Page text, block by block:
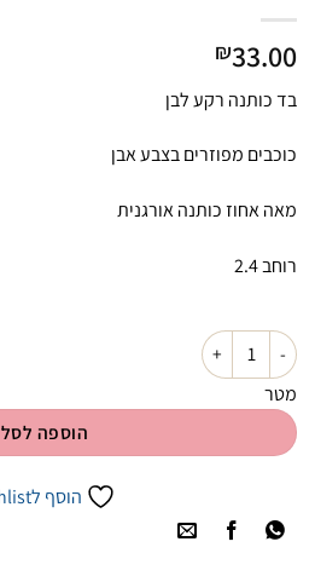
₪33.00
בד כותנה רקע לבן
כוכבים מפוזרים בצבע אבן
מאה אחוז כותנה אורגנית
רוחב 2.4
כמות של כוכבים מפוזרים אבן רקע לבן
מטר
הוספה לסל
הוסף לWishlist